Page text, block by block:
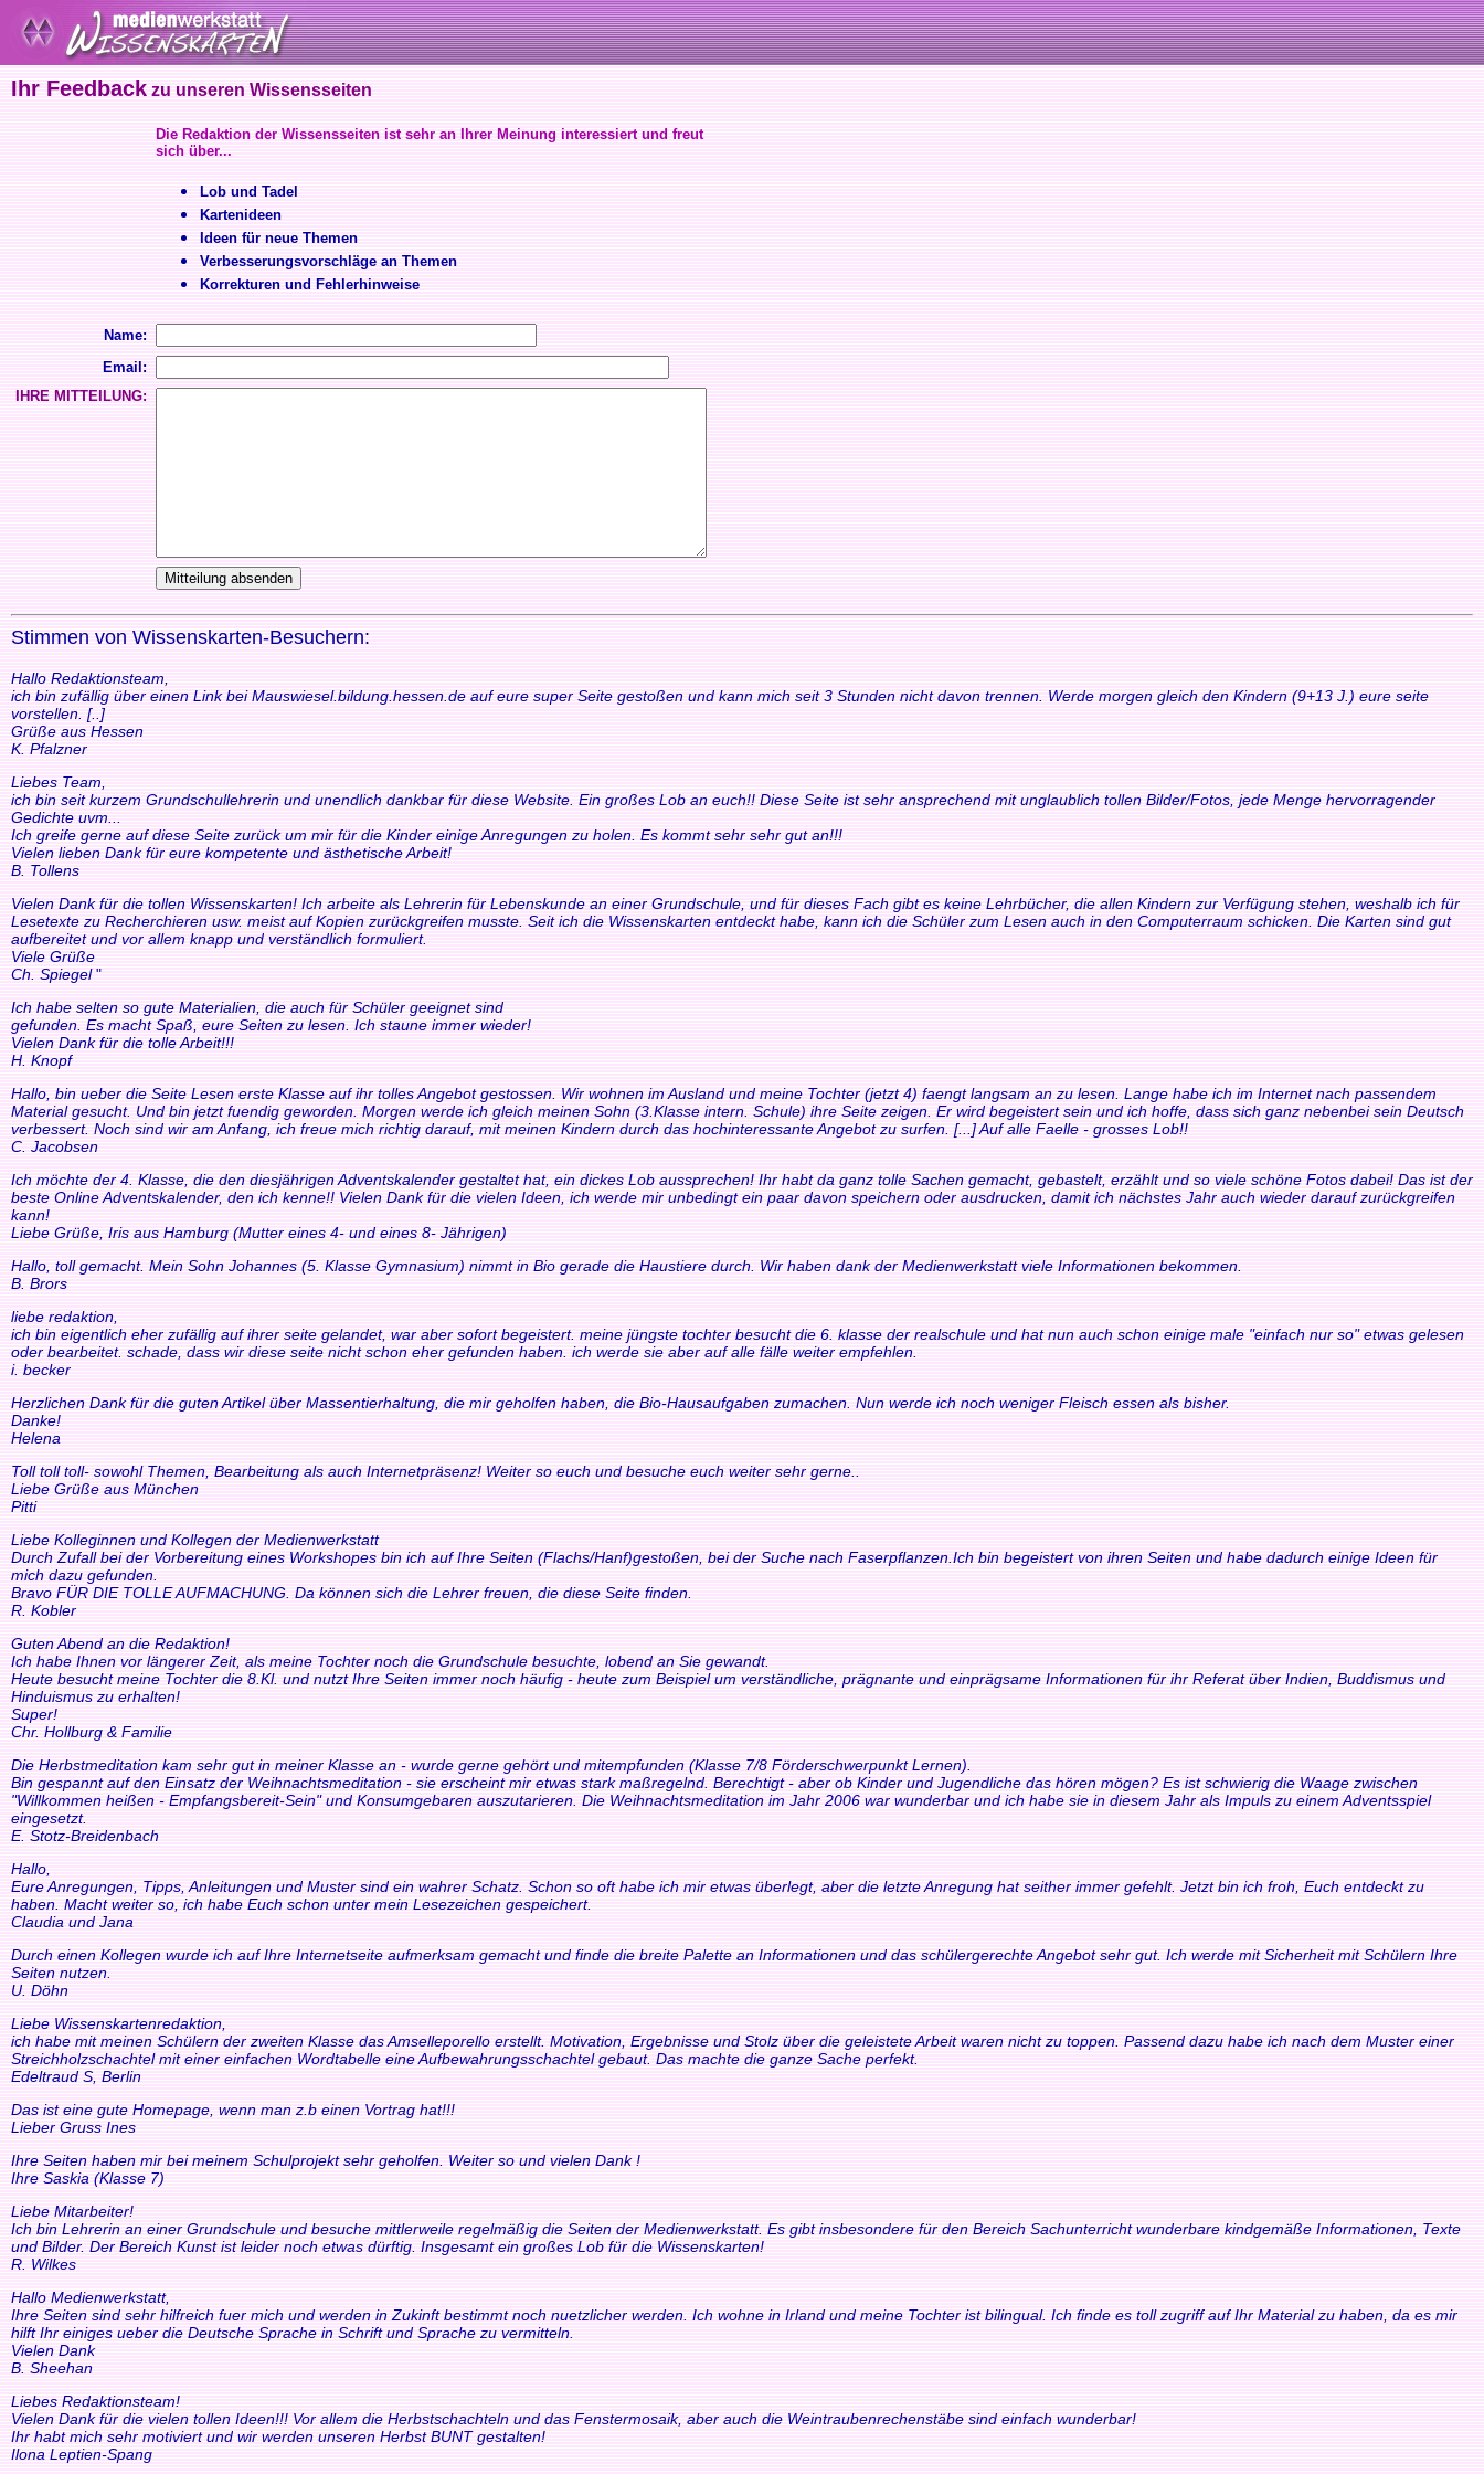
Ihr Feedback zu unseren Wissensseiten
Die Redaktion der Wissensseiten ist sehr an Ihrer Meinung interessiert und freut
sich über...
Lob und Tadel
Kartenideen
Ideen für neue Themen
Verbesserungsvorschläge an Themen
Korrekturen und Fehlerhinweise
Name:
Email:
IHRE MITTEILUNG:
Stimmen von Wissenskarten-Besuchern:
Hallo Redaktionsteam,
ich bin zufällig über einen Link bei Mauswiesel.bildung.hessen.de auf eure super Seite gestoßen und kann mich seit 3 Stunden nicht davon trennen. Werde morgen gleich den Kindern (9+13 J.) eure seite
vorstellen. [..]
Grüße aus Hessen
K. Pfalzner
Liebes Team,
ich bin seit kurzem Grundschullehrerin und unendlich dankbar für diese Website. Ein großes Lob an euch!! Diese Seite ist sehr ansprechend mit unglaublich tollen Bilder/Fotos, jede Menge hervorragender
Gedichte uvm...
Ich greife gerne auf diese Seite zurück um mir für die Kinder einige Anregungen zu holen. Es kommt sehr sehr gut an!!!
Vielen lieben Dank für eure kompetente und ästhetische Arbeit!
B. Tollens
Vielen Dank für die tollen Wissenskarten! Ich arbeite als Lehrerin für Lebenskunde an einer Grundschule, und für dieses Fach gibt es keine Lehrbücher, die allen Kindern zur Verfügung stehen, weshalb ich für
Lesetexte zu Recherchieren usw. meist auf Kopien zurückgreifen musste. Seit ich die Wissenskarten entdeckt habe, kann ich die Schüler zum Lesen auch in den Computerraum schicken. Die Karten sind gut
aufbereitet und vor allem knapp und verständlich formuliert.
Viele Grüße
Ch. Spiegel"
Ich habe selten so gute Materialien, die auch für Schüler geeignet sind
gefunden. Es macht Spaß, eure Seiten zu lesen. Ich staune immer wieder!
Vielen Dank für die tolle Arbeit!!!
H. Knopf
Hallo, bin ueber die Seite Lesen erste Klasse auf ihr tolles Angebot gestossen. Wir wohnen im Ausland und meine Tochter (jetzt 4) faengt langsam an zu lesen. Lange habe ich im Internet nach passendem
Material gesucht. Und bin jetzt fuendig geworden. Morgen werde ich gleich meinen Sohn (3.Klasse intern. Schule) ihre Seite zeigen. Er wird begeistert sein und ich hoffe, dass sich ganz nebenbei sein Deutsch
verbessert. Noch sind wir am Anfang, ich freue mich richtig darauf, mit meinen Kindern durch das hochinteressante Angebot zu surfen. [...] Auf alle Faelle - grosses Lob!!
C. Jacobsen
Ich möchte der 4. Klasse, die den diesjährigen Adventskalender gestaltet hat, ein dickes Lob aussprechen! Ihr habt da ganz tolle Sachen gemacht, gebastelt, erzählt und so viele schöne Fotos dabei! Das ist der
beste Online Adventskalender, den ich kenne!! Vielen Dank für die vielen Ideen, ich werde mir unbedingt ein paar davon speichern oder ausdrucken, damit ich nächstes Jahr auch wieder darauf zurückgreifen
kann!
Liebe Grüße, Iris aus Hamburg (Mutter eines 4- und eines 8- Jährigen)
Hallo, toll gemacht. Mein Sohn Johannes (5. Klasse Gymnasium) nimmt in Bio gerade die Haustiere durch. Wir haben dank der Medienwerkstatt viele Informationen bekommen.
B. Brors
liebe redaktion,
ich bin eigentlich eher zufällig auf ihrer seite gelandet, war aber sofort begeistert. meine jüngste tochter besucht die 6. klasse der realschule und hat nun auch schon einige male "einfach nur so" etwas gelesen
oder bearbeitet. schade, dass wir diese seite nicht schon eher gefunden haben. ich werde sie aber auf alle fälle weiter empfehlen.
i. becker
Herzlichen Dank für die guten Artikel über Massentierhaltung, die mir geholfen haben, die Bio-Hausaufgaben zumachen. Nun werde ich noch weniger Fleisch essen als bisher.
Danke!
Helena
Toll toll toll- sowohl Themen, Bearbeitung als auch Internetpräsenz! Weiter so euch und besuche euch weiter sehr gerne..
Liebe Grüße aus München
Pitti
Liebe Kolleginnen und Kollegen der Medienwerkstatt
Durch Zufall bei der Vorbereitung eines Workshopes bin ich auf Ihre Seiten (Flachs/Hanf)gestoßen, bei der Suche nach Faserpflanzen.Ich bin begeistert von ihren Seiten und habe dadurch einige Ideen für
mich dazu gefunden.
Bravo FÜR DIE TOLLE AUFMACHUNG. Da können sich die Lehrer freuen, die diese Seite finden.
R. Kobler
Guten Abend an die Redaktion!
Ich habe Ihnen vor längerer Zeit, als meine Tochter noch die Grundschule besuchte, lobend an Sie gewandt.
Heute besucht meine Tochter die 8.Kl. und nutzt Ihre Seiten immer noch häufig - heute zum Beispiel um verständliche, prägnante und einprägsame Informationen für ihr Referat über Indien, Buddismus und
Hinduismus zu erhalten!
Super!
Chr. Hollburg & Familie
Die Herbstmeditation kam sehr gut in meiner Klasse an - wurde gerne gehört und mitempfunden (Klasse 7/8 Förderschwerpunkt Lernen).
Bin gespannt auf den Einsatz der Weihnachtsmeditation - sie erscheint mir etwas stark maßregelnd. Berechtigt - aber ob Kinder und Jugendliche das hören mögen? Es ist schwierig die Waage zwischen
"Willkommen heißen - Empfangsbereit-Sein" und Konsumgebaren auszutarieren. Die Weihnachtsmeditation im Jahr 2006 war wunderbar und ich habe sie in diesem Jahr als Impuls zu einem Adventsspiel
eingesetzt.
E. Stotz-Breidenbach
Hallo,
Eure Anregungen, Tipps, Anleitungen und Muster sind ein wahrer Schatz. Schon so oft habe ich mir etwas überlegt, aber die letzte Anregung hat seither immer gefehlt. Jetzt bin ich froh, Euch entdeckt zu
haben. Macht weiter so, ich habe Euch schon unter mein Lesezeichen gespeichert.
Claudia und Jana
Durch einen Kollegen wurde ich auf Ihre Internetseite aufmerksam gemacht und finde die breite Palette an Informationen und das schülergerechte Angebot sehr gut. Ich werde mit Sicherheit mit Schülern Ihre
Seiten nutzen.
U. Döhn
Liebe Wissenskartenredaktion,
ich habe mit meinen Schülern der zweiten Klasse das Amselleporello erstellt. Motivation, Ergebnisse und Stolz über die geleistete Arbeit waren nicht zu toppen. Passend dazu habe ich nach dem Muster einer
Streichholzschachtel mit einer einfachen Wordtabelle eine Aufbewahrungsschachtel gebaut. Das machte die ganze Sache perfekt.
Edeltraud S, Berlin
Das ist eine gute Homepage, wenn man z.b einen Vortrag hat!!!
Lieber Gruss Ines
Ihre Seiten haben mir bei meinem Schulprojekt sehr geholfen. Weiter so und vielen Dank !
Ihre Saskia (Klasse 7)
Liebe Mitarbeiter!
Ich bin Lehrerin an einer Grundschule und besuche mittlerweile regelmäßig die Seiten der Medienwerkstatt. Es gibt insbesondere für den Bereich Sachunterricht wunderbare kindgemäße Informationen, Texte
und Bilder. Der Bereich Kunst ist leider noch etwas dürftig. Insgesamt ein großes Lob für die Wissenskarten!
R. Wilkes
Hallo Medienwerkstatt,
Ihre Seiten sind sehr hilfreich fuer mich und werden in Zukinft bestimmt noch nuetzlicher werden. Ich wohne in Irland und meine Tochter ist bilingual. Ich finde es toll zugriff auf Ihr Material zu haben, da es mir
hilft Ihr einiges ueber die Deutsche Sprache in Schrift und Sprache zu vermitteln.
Vielen Dank
B. Sheehan
Liebes Redaktionsteam!
Vielen Dank für die vielen tollen Ideen!!! Vor allem die Herbstschachteln und das Fenstermosaik, aber auch die Weintraubenrechenstäbe sind einfach wunderbar!
Ihr habt mich sehr motiviert und wir werden unseren Herbst BUNT gestalten!
Ilona Leptien-Spang